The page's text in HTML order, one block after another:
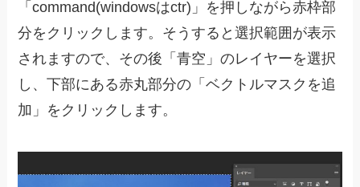
「command(windowsはctr)」を押しながら赤枠部
分をクリックします。そうすると選択範囲が表示
されますので、その後「青空」のレイヤーを選択
し、下部にある赤丸部分の「ベクトルマスクを追
加」をクリックします。